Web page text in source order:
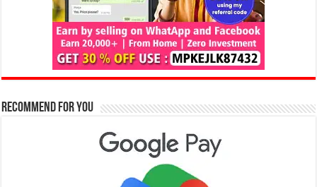
Recommend for You